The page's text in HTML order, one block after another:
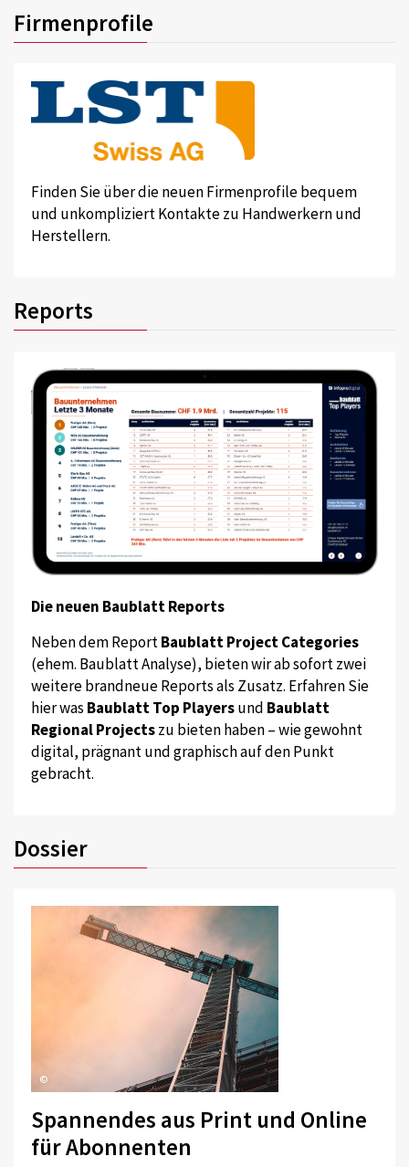
Firmenprofile
Finden Sie über die neuen Firmenprofile bequem
und unkompliziert Kontakte zu Handwerkern und
Herstellern.
Reports
Die neuen Baublatt Reports
Neben dem ReportBaublatt Project Categories
(ehem. Baublatt Analyse), bieten wir ab sofort zwei
weitere brandneue Reports als Zusatz. Erfahren Sie
hier was Baublatt Top Playersund Baublatt
Regional Projectszu bieten haben – wie gewohnt
digital, prägnant und graphisch auf den Punkt
gebracht.
Dossier
©
Spannendes aus Print und Online
für Abonnenten